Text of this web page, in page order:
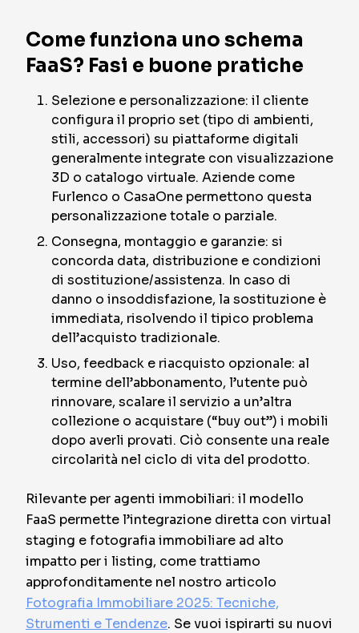
Come funziona uno schema
FaaS? Fasi e buone pratiche
Selezione e personalizzazione: il cliente
configura il proprio set (tipo di ambienti,
stili, accessori) su piattaforme digitali
generalmente integrate con visualizzazione
3D o catalogo virtuale. Aziende come
Furlenco o CasaOne permettono questa
personalizzazione totale o parziale.
Consegna, montaggio e garanzie: si
concorda data, distribuzione e condizioni
di sostituzione/assistenza. In caso di
danno o insoddisfazione, la sostituzione è
immediata, risolvendo il tipico problema
dell’acquisto tradizionale.
Uso, feedback e riacquisto opzionale: al
termine dell’abbonamento, l’utente può
rinnovare, scalare il servizio a un’altra
collezione o acquistare (“buy out”) i mobili
dopo averli provati. Ciò consente una reale
circolarità nel ciclo di vita del prodotto.
Rilevante per agenti immobiliari: il modello
FaaS permette l’integrazione diretta con virtual
staging e fotografia immobiliare ad alto
impatto per i listing, come trattiamo
approfonditamente nel nostro articolo
Fotografia Immobiliare 2025: Tecniche,
Strumenti e Tendenze. Se vuoi ispirarti su nuovi